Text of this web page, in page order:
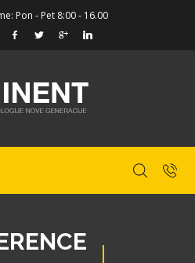
Pon - Pet 8:00 - 16.00